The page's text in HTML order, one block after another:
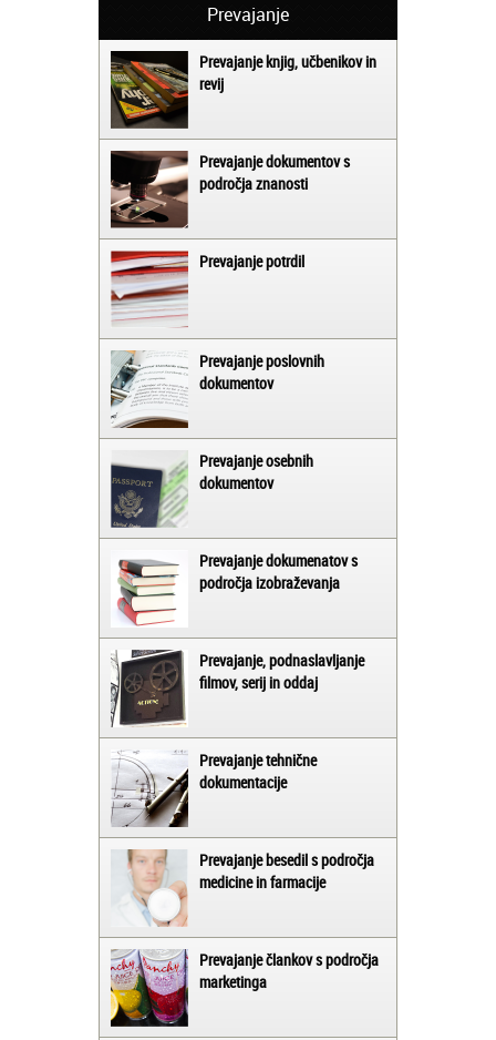
Prevajanje
Prevajanje knjig, učbenikov in
revij
Prevajanje dokumentov s
področja znanosti
Prevajanje potrdil
Prevajanje poslovnih
dokumentov
Prevajanje osebnih
dokumentov
Prevajanje dokumenatov s
področja izobraževanja
Prevajanje, podnaslavljanje
filmov, serij in oddaj
Prevajanje tehnične
dokumentacije
Prevajanje besedil s področja
medicine in farmacije
Prevajanje člankov s področja
marketinga